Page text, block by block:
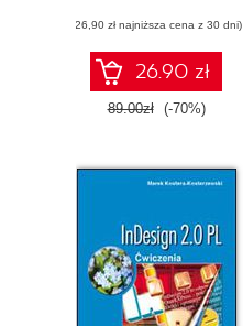
(26,90 zł najniższa cena z 30 dni)
26.90 zł
89.00zł (-70%)